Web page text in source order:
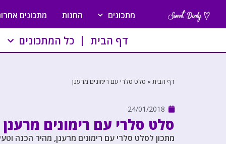
מתכונים החנות מתכונים
דף הבית כל המתכונים
דף הבית» סלט סלרי עם רימונים מרענן
24/01/2018
סלט סלרי עם רימונים מרענן
מתכון לסלט סלרי עם רימונים מרענן, מהיר הכנה